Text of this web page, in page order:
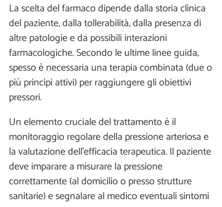
La scelta del farmaco dipende dalla storia clinica
del paziente, dalla tollerabilità, dalla presenza di
altre patologie e da possibili interazioni
farmacologiche. Secondo le ultime linee guida,
spesso è necessaria una terapia combinata (due o
più principi attivi) per raggiungere gli obiettivi
pressori.
Un elemento cruciale del trattamento è il
monitoraggio regolare della pressione arteriosa e
la valutazione dell'efficacia terapeutica. Il paziente
deve imparare a misurare la pressione
correttamente (al domicilio o presso strutture
sanitarie) e segnalare al medico eventuali sintomi